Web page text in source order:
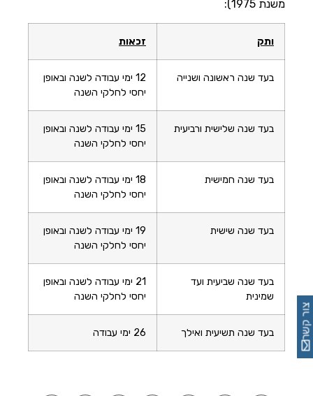
משנת 1975):
ותק זכאות
בעד שנה ראשונה ושנייה
12 ימי עבודה לשנה ובאופן
יחסי לחלקי השנה
בעד שנה שלישית ורביעית
15 ימי עבודה לשנה ובאופן
יחסי לחלקי השנה
בעד שנה חמישית
18 ימי עבודה לשנה ובאופן
יחסי לחלקי השנה
בעד שנה שישית
19 ימי עבודה לשנה ובאופן
יחסי לחלקי השנה
בעד שנה שביעית ועד
שמינית
21 ימי עבודה לשנה ובאופן
יחסי לחלקי השנה
בעד שנה תשיעית ואילך 26 ימי עבודה צור קשר